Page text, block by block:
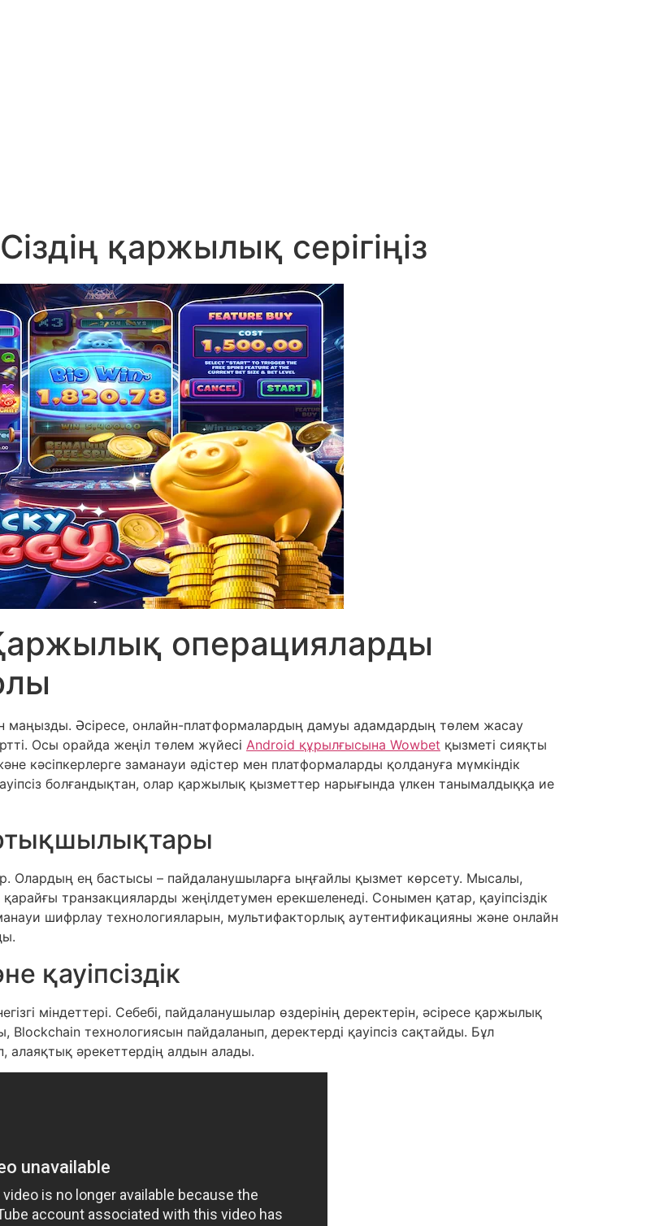
қаржылық серігіңіз
операцияларды
маңызды. Әсіресе, онлайн-платформалардың дамуы адамдардың төлем жасау
Осы орайда жеңіл төлем жүйесі Android құрылғысына Wowbet қызметі сияқты
кәсіпкерлерге заманауи әдістер мен платформаларды қолдануға мүмкіндік
болғандықтан, олар қаржылық қызметтер нарығында үлкен танымалдыққа ие
Олардың ең бастысы – пайдаланушыларға ыңғайлы қызмет көрсету. Мысалы,
транзакцияларды жеңілдетумен ерекшеленеді. Сонымен қатар, қауіпсіздік
шифрлау технологияларын, мультифакторлық аутентификацияны және онлайн
қауіпсіздік
міндеттері. Себебі, пайдаланушылар өздерінің деректерін, әсіресе қаржылық
Blockchain технологиясын пайдаланып, деректерді қауіпсіз сақтайды. Бұл
алаяқтық әрекеттердің алдын алады.